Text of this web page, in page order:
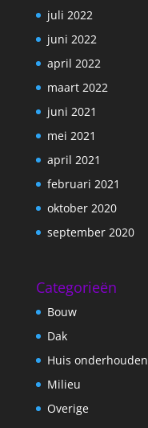
juli 2022
juni 2022
april 2022
maart 2022
juni 2021
mei 2021
april 2021
februari 2021
oktober 2020
september 2020
Categorieën
Bouw
Dak
Huis onderhouden
Milieu
Overige